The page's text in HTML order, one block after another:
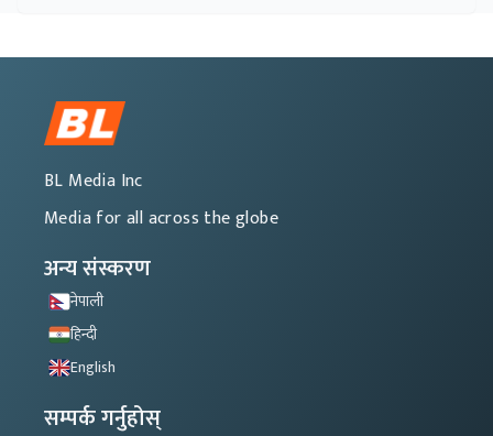
BL Media Inc
Media for all across the globe
अन्य संस्करण
नेपाली
हिन्दी
English
सम्पर्क गर्नुहोस्